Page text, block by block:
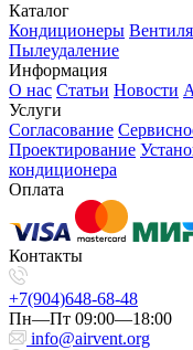
Каталог
Кондиционеры
Пылеудаление
Информация
О нас Статьи Новости
Услуги
Согласование
Проектирование
кондиционера
Оплата
Контакты
+7(904)648-68-48
Пн—Пт 09:00—18:00
info@airvent.org